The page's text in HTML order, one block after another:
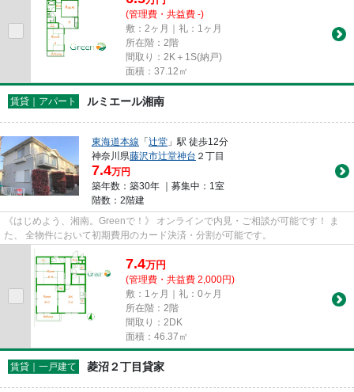
(管理費・共益費 -)
敷：2ヶ月｜礼：1ヶ月
所在階：2階
間取り：2K＋1S(納戸)
面積：37.12㎡
賃貸｜アパート ルミエール湘南
東海道本線 「 辻堂 」駅 徒歩12分
神奈川県藤沢市辻堂神台 ２丁目
7.4万円
築年数：築30年 ｜募集中： 1室
階数：2階建
《はじめよう、湘南。Greenで！》 オンラインで内見・ご相談が可能です！ ま
た、 全物件において初期費用のカード決済・分割が可能です。
7.4万円
(管理費・共益費 2,000円)
敷：1ヶ月｜礼：0ヶ月
所在階：2階
間取り：2DK
面積：46.37㎡
賃貸｜一戸建て 菱沼２丁目貸家